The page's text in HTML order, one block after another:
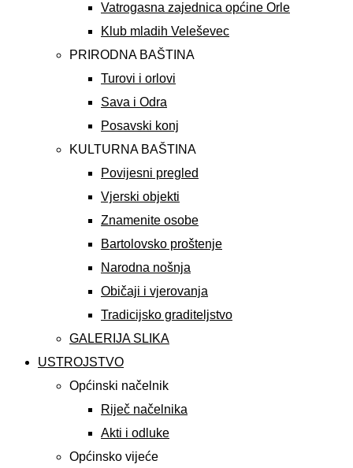
Vatrogasna zajednica općine Orle
Klub mladih Veleševec
PRIRODNA BAŠTINA
Turovi i orlovi
Sava i Odra
Posavski konj
KULTURNA BAŠTINA
Povijesni pregled
Vjerski objekti
Znamenite osobe
Bartolovsko proštenje
Narodna nošnja
Običaji i vjerovanja
Tradicijsko graditeljstvo
GALERIJA SLIKA
USTROJSTVO
Općinski načelnik
Riječ načelnika
Akti i odluke
Općinsko vijeće